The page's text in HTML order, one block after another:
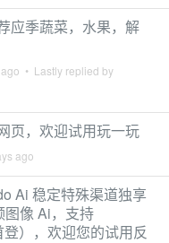
应季蔬菜，水果，解
• Lastly replied by
页，欢迎试用玩一玩
ago
Ai 稳定特殊渠道独享
图像 Ai，支持
），欢迎您的试用反